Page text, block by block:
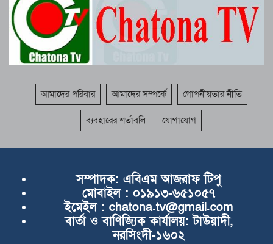
আমাদের পরিবার আমাদের সম্পর্কে গোপনীয়তার নীতি
ব্যবহারের শর্তাবলি যোগাযোগ
সম্পাদক: এবিএম আজরাফ টিপু
মোবাইল : ০১৯১৩-৬৫১০৫৭
ইমেইল : chatona.tv@gmail.com
বার্তা ও বাণিজ্যিক কার্যালয়:টাউয়াদী,
নরসিংদী-১৬০২